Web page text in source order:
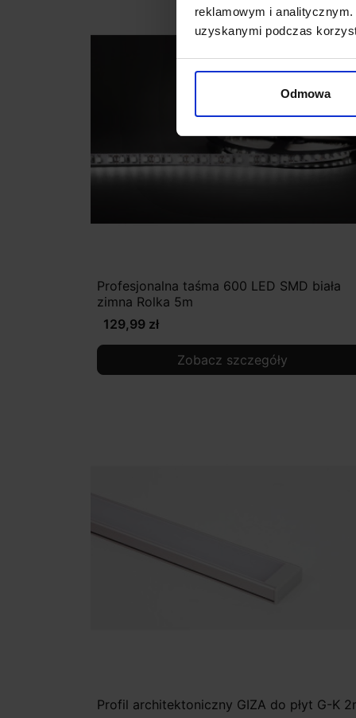
reklamowym i
uzyskanymi podczas
Odmowa
Profesjonalna taśma 600 LED SMD biała
zimna Rolka 5m
129,99 zł
Zobacz szczegóły
Profil architektoniczny GIZA do płyt G-K